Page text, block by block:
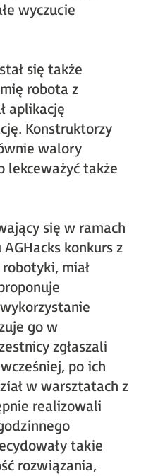
wyczucie
się także
robota z
aplikację
Konstruktorzy
walory
lekceważyć także
się w ramach
konkurs z
miał
go w
zgłaszali
po ich
w warsztatach z
realizowali
takie
rozwiązania,